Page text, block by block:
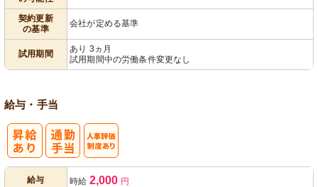
契約更新
の基準
会社が定める基準
試用期間
あり 3ヵ月
試用期間中の労働条件変更なし
給与・手当
給与 時給 2,000 円